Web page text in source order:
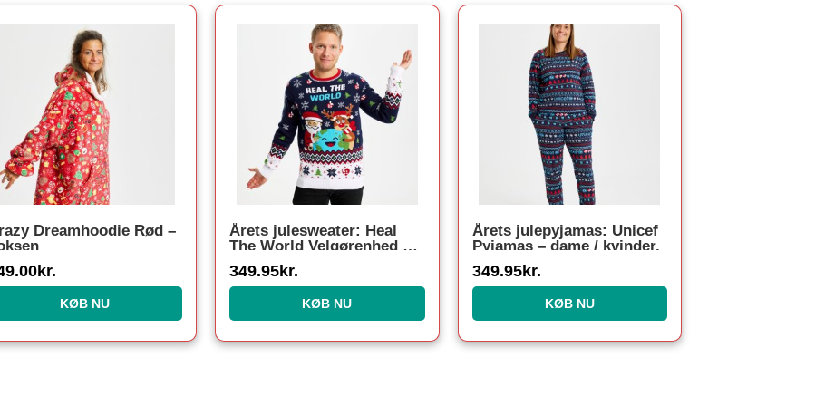
Dreamhoodie Rød –
kr.
KØB NU
Årets julesweater: Heal
The World Velgørenhed –
herre / mænd. Ugly
Christmas Sweater lavet i
Danmark
349.95kr.
KØB NU
Årets julepyjamas: Unicef
Pyjamas – dame / kvinder.
349.95kr.
KØB NU